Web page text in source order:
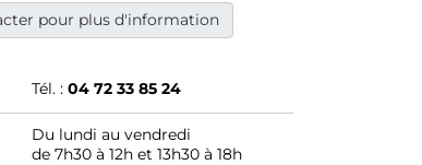
pour plus d'information
Tél. : 04 72 33 85 24
Du lundi au vendredi
de 7h30 à 12h et 13h30 à 18h